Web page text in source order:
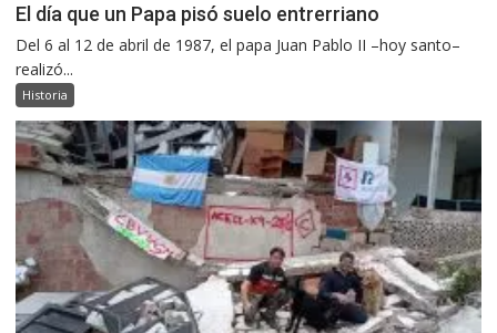
El día que un Papa pisó suelo entrerriano
Del 6 al 12 de abril de 1987, el papa Juan Pablo II –hoy santo–
realizó...
Historia